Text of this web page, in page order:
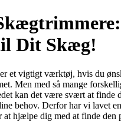
Dit Skæg!
et vigtigt værktøj, hvis du
Men med så mange
kan det være svært at finde
behov. Derfor har vi lavet
hjælpe dig med at finde den